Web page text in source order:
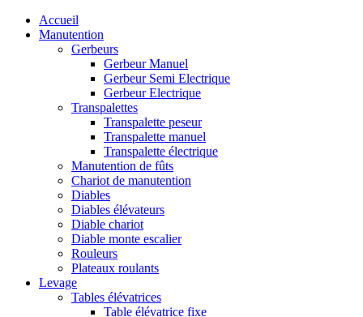
Accueil
Manutention
Gerbeurs
Gerbeur Manuel
Gerbeur Semi Electrique
Gerbeur Electrique
Transpalettes
Transpalette peseur
Transpalette manuel
Transpalette électrique
Manutention de fûts
Chariot de manutention
Diables
Diables élévateurs
Diable chariot
Diable monte escalier
Rouleurs
Plateaux roulants
Levage
Tables élévatrices
Table élévatrice fixe